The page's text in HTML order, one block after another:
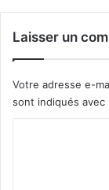
Laisser un
Votre adresse e-
sont indiqués avec